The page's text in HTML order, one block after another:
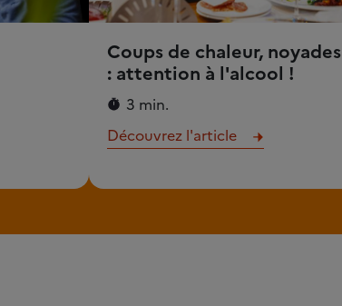
Coups de chaleur, noyades
: attention à l'alcool !
3 min.
Découvrez l'article